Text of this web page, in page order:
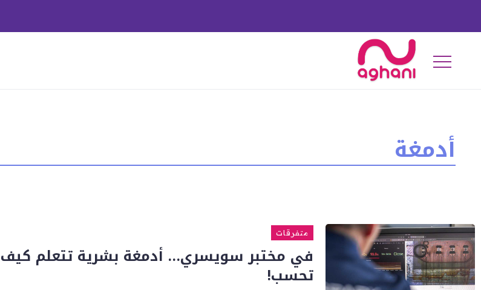
أدمغة
متفرقات
في مختبر سويسري… أدمغة بشرية تتعلم كيف
تحسب!